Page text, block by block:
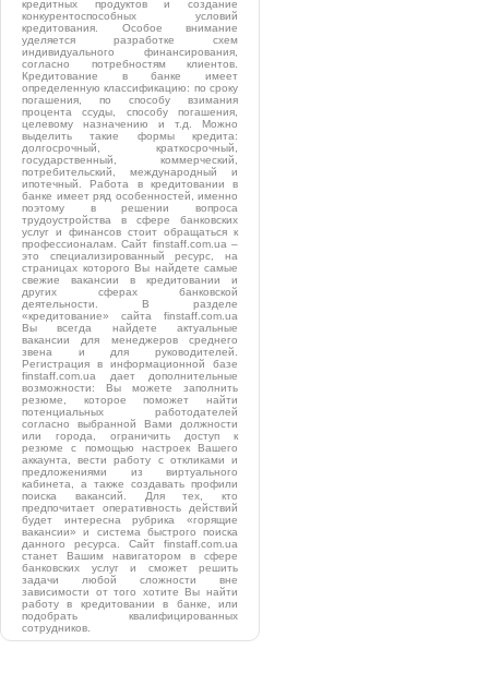
кредитных продуктов и создание
конкурентоспособных условий
кредитования. Особое внимание
уделяется разработке схем
индивидуального финансирования,
согласно потребностям клиентов.
Кредитование в банке имеет
определенную классификацию: по сроку
погашения, по способу взимания
процента ссуды, способу погашения,
целевому назначению и т.д. Можно
выделить такие формы кредита:
долгосрочный, краткосрочный,
государственный, коммерческий,
потребительский, международный и
ипотечный. Работа в кредитовании в
банке имеет ряд особенностей, именно
поэтому в решении вопроса
трудоустройства в сфере банковских
услуг и финансов стоит обращаться к
профессионалам. Сайт finstaff.com.ua –
это специализированный ресурс, на
страницах которого Вы найдете самые
свежие вакансии в кредитовании и
других сферах банковской
деятельности. В разделе
«кредитование» сайта finstaff.com.ua
Вы всегда найдете актуальные
вакансии для менеджеров среднего
звена и для руководителей.
Регистрация в информационной базе
finstaff.com.ua дает дополнительные
возможности: Вы можете заполнить
резюме, которое поможет найти
потенциальных работодателей
согласно выбранной Вами должности
или города, ограничить доступ к
резюме с помощью настроек Вашего
аккаунта, вести работу с откликами и
предложениями из виртуального
кабинета, а также создавать профили
поиска вакансий. Для тех, кто
предпочитает оперативность действий
будет интересна рубрика «горящие
вакансии» и система быстрого поиска
данного ресурса. Сайт finstaff.com.ua
станет Вашим навигатором в сфере
банковских услуг и сможет решить
задачи любой сложности вне
зависимости от того хотите Вы найти
работу в кредитовании в банке, или
подобрать квалифицированных
сотрудников.